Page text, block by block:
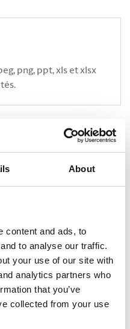
About
content and ads, to
to analyse our traffic.
your use of our site with
analytics partners who
that you’ve
collected from your use
png, ppt, xls et xlsx